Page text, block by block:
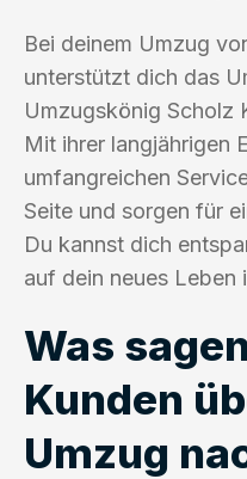
Bei deinem Umzug
unterstützt dich das
Umzugskönig Scholz
Mit ihrer langjährigen
umfangreichen
Seite und sorgen für
Du kannst dich
auf dein neues Leben
Was
Kunden
Umzug